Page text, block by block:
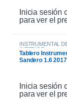
Inicia sesión
para ver el
INSTRUMENTAL
INTERIOR
Tablero
Sandero 1.6 2017
Inicia sesión
para ver el